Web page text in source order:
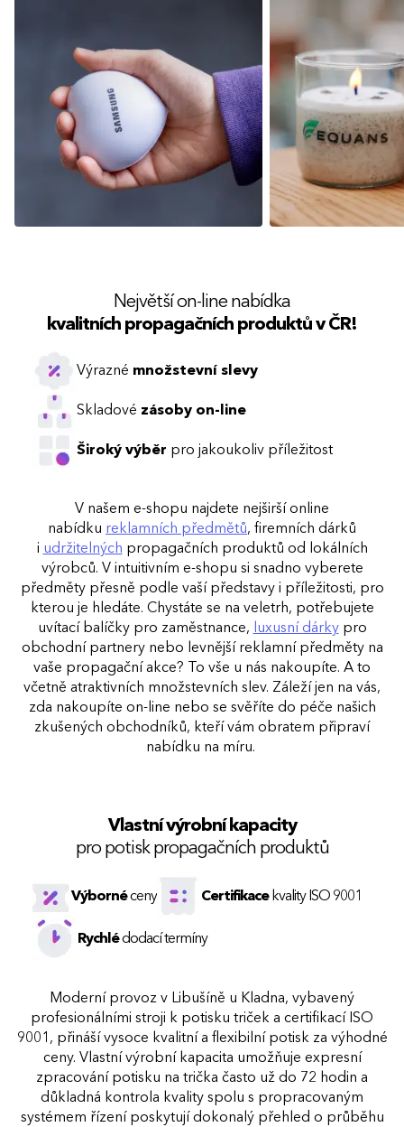
Největší on-line nabídka
kvalitních propagačních produktů v ČR!
Výrazné množstevní slevy
Skladové zásoby on-line
Široký výběr pro jakoukoliv příležitost
V našem e-shopu najdete nejširší online
nabídku reklamních předmětů, firemních dárků
i udržitelných propagačních produktů od lokálních
výrobců. V intuitivním e-shopu si snadno vyberete
předměty přesně podle vaší představy i příležitosti, pro
kterou je hledáte. Chystáte se na veletrh, potřebujete
uvítací balíčky pro zaměstnance, luxusní dárkypro
obchodní partnery nebo levnější reklamní předměty na
vaše propagační akce? To vše u nás nakoupíte. A to
včetně atraktivních množstevních slev. Záleží jen na vás,
zda nakoupíte on-line nebo se svěříte do péče našich
zkušených obchodníků, kteří vám obratem připraví
nabídku na míru.
Vlastní výrobní kapacity
pro potisk propagačních produktů
Výbornéceny Certifikacekvality ISO 9001
Rychlédodací termíny
Moderní provoz v Libušíně u Kladna, vybavený
profesionálními stroji k potisku triček a certifikací ISO
9001, přináší vysoce kvalitní a flexibilní potisk za výhodné
ceny. Vlastní výrobní kapacita umožňuje expresní
zpracování potisku na trička často už do 72 hodin a
důkladná kontrola kvality spolu s propracovaným
systémem řízení poskytují dokonalý přehled o průběhu